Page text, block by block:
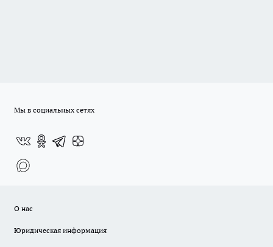
Мы в социальных сетях
О нас
Юридическая информация